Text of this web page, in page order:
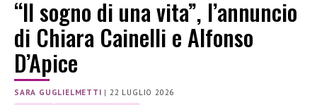
“Il sogno di una vita”, l’annuncio
di Chiara Cainelli e Alfonso
D’Apice
SARA GUGLIELMETTI | 22 LUGLIO 2026